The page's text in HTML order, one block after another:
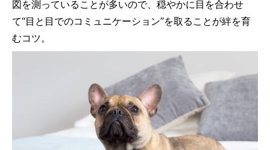
図を測っていることが多いので、穏やかに目を合わせ
て“目と目でのコミュニケーション”を取ることが絆を育
むコツ。